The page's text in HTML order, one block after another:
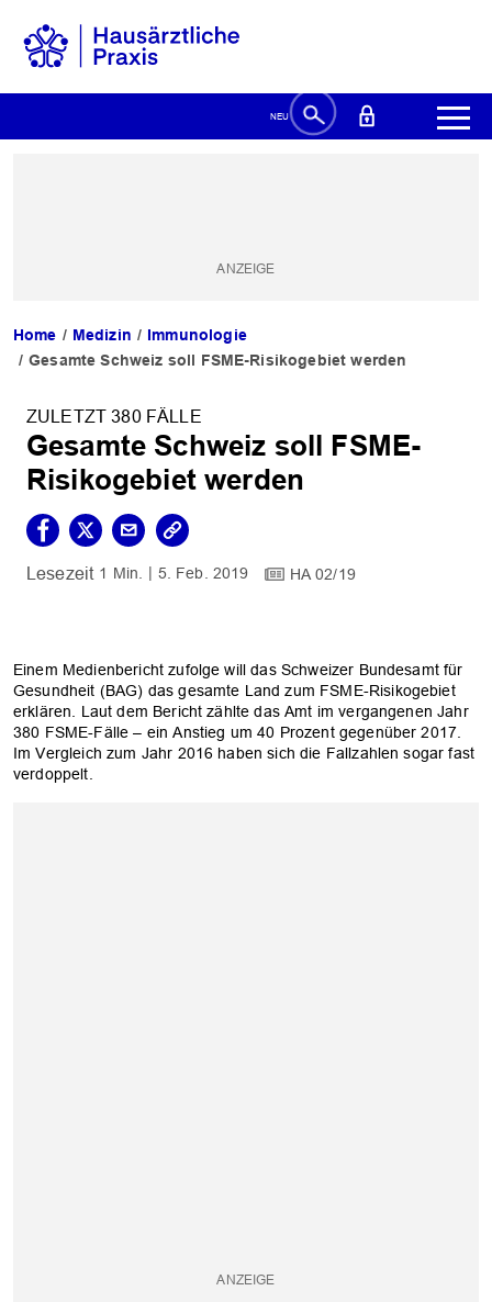
Home Medizin
Immunologie
Gesamte Schweiz soll FSME-Risikogebiet werden
ZULETZT 380 FÄLLE
Gesamte Schweiz soll FSME-
Risikogebiet werden
1 Min. 5. Feb. 2019 HA 02/19
Einem Medienbericht zufolge will das Schweizer Bundesamt für
Gesundheit (BAG) das gesamte Land zum FSME-Risikogebiet
erklären. Laut dem Bericht zählte das Amt im vergangenen Jahr
380 FSME-Fälle – ein Anstieg um 40 Prozent gegenüber 2017.
Im Vergleich zum Jahr 2016 haben sich die Fallzahlen sogar fast
verdoppelt.